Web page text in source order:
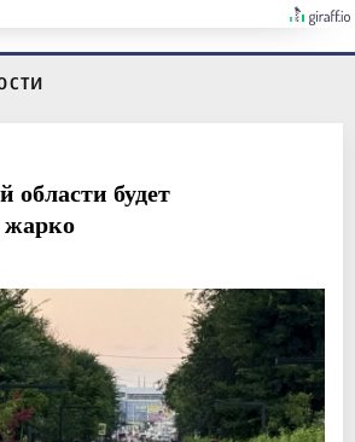
области будет
жарко